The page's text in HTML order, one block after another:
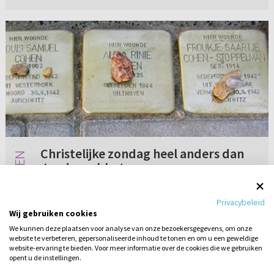
Christelijke zondag heel anders dan
Joodse sabbat
hiermee niet de kerkelijke gemeente) is een
initiatief om gedenkstenen te plaatsen bij
huizen van waaruit tijdens de Tweede
Wereldoorlog joden zijn gedeporteer...
Geen reacties 24-07-2019
Privacybeleid
Wij gebruiken cookies
We kunnen deze plaatsen voor analyse van onze bezoekersgegevens, om onze
website te verbeteren, gepersonaliseerde inhoud te tonen en om u een geweldige
website-ervaring te bieden. Voor meer informatie over de cookies die we gebruiken
opent u de instellingen.